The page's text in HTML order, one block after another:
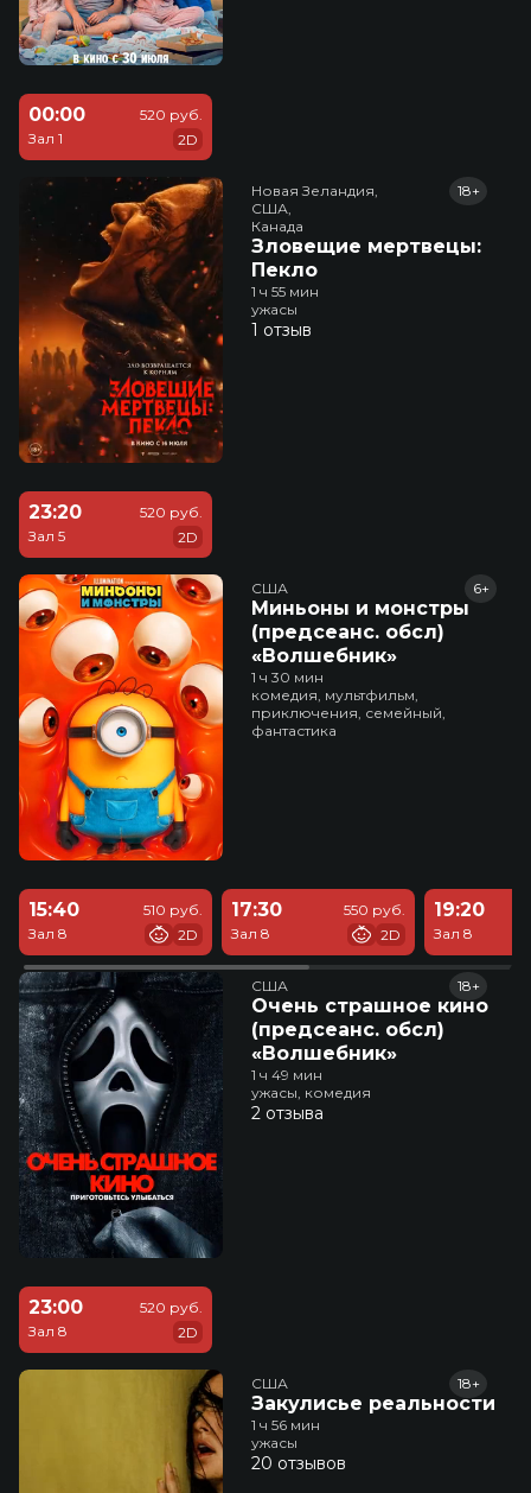
00:00
Зал 1
520 руб.
2D
Новая Зеландия,
США,
Канада
Зловещие мертвецы:
Пекло
18+
1 ч 55 мин
ужасы
1 отзыв
23:20
Зал 5
520 руб.
2D
США
Миньоны и монстры
(предсеанс. обсл)
«Волшебник»
6+
1 ч 30 мин
комедия, мультфильм,
приключения, семейный,
фантастика
15:40
Зал 8
510 руб.
2D
17:30
Зал 8
550 руб.
2D
19:20
Зал 8
США
Очень страшное кино
(предсеанс. обсл)
«Волшебник»
18+
1 ч 49 мин
ужасы, комедия
2 отзыва
23:00
Зал 8
520 руб.
2D
США
Закулисье реальности
18+
1 ч 56 мин
ужасы
20 отзывов